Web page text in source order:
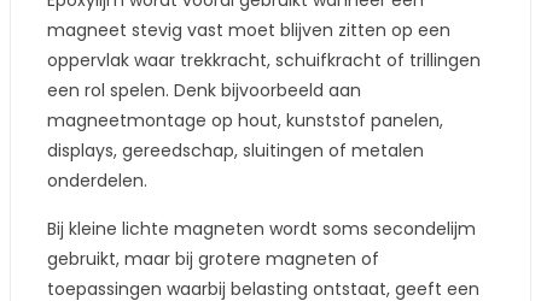
magneet stevig vast moet blijven zitten op een
oppervlak waar trekkracht, schuifkracht of trillingen
een rol spelen. Denk bijvoorbeeld aan
magneetmontage op hout, kunststof panelen,
displays, gereedschap, sluitingen of metalen
onderdelen.
Bij kleine lichte magneten wordt soms secondelijm
gebruikt, maar bij grotere magneten of
toepassingen waarbij belasting ontstaat, geeft een